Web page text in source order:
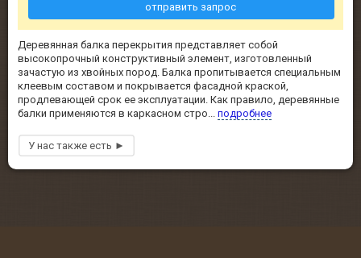
Деревянная балка перекрытия представляет собой
высокопрочный конструктивный элемент, изготовленный
зачастую из хвойных пород. Балка пропитывается специальным
клеевым составом и покрывается фасадной краской,
продлевающей срок ее эксплуатации. Как правило, деревянные
балки применяются в каркасном стро... подробнее
отправить запрос